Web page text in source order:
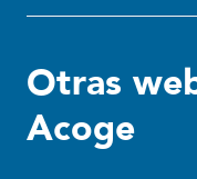
Otras
Acoge